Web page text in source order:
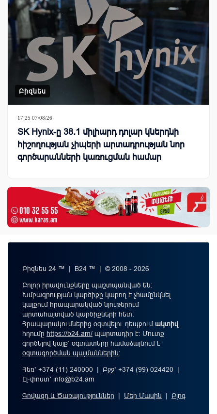
Բիզնես
17:25 07/08/26
SK Hynix-ը 38.1 միլիարդ դոլար կներդնի
հիշողության չիպերի արտադրության նոր
գործարանների կառուցման համար
Բիզնես 24 ™ | B24 ™ | © 2008 - 2026
Բոլոր իրավունքները պաշտպանված են:
Խմբագրության կարծիքը կարող է չհամընկնել
կայքում հրապարակված նյութերում
արտահայտված կարծիքների հետ:
Հրապարակումներից օգտվելու դեպքումակտիվ
հղումը https://b24.am/ պարտադիր է: Մուտք
գործելով կայք՝ օգտատերը համաձայնում է
օգտագործման պայմաններին։
Հեռ՝ +374 (11) 240000 | Բջջ՝ +374 (99) 024420 |
Էլ-փոստ՝ info@b24.am
Գովազդ և Ծառայություններ | Մեր Մասին | Բլոգ